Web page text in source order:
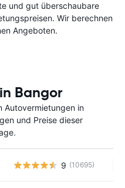
und gut überschaubare
Wir berechnen
Angeboten.
Bangor
Autovermietungen in
und Preise dieser
9 (10695)